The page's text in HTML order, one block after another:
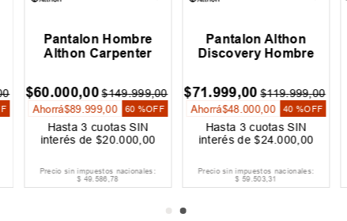
Pantalon Hombre
Althon Carpenter
$60.000,00 $149.999,00
Ahorrá$89 .999,00 60 %OFF
Hasta3 cuotas SIN
interés de$20.000,00
Precio sin impuestos nacionales:
$ 49.586,78
Pantalon Althon
Discovery Hombre
$71.999,00 $119.999,00
Ahorrá$48 .000,00 40 %OFF
Hasta 3 cuotas SIN
interés de$24.000,00
Precio sin impuestos nacionales:
$ 59.503,31